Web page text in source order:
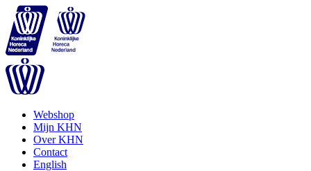
Webshop
Mijn KHN
Over KHN
Contact
English